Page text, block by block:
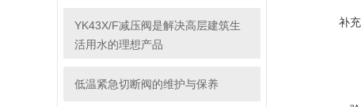
YK43X/F减压阀是解决高层建筑生
活用水的理想产品
低温紧急切断阀的维护与保养
补